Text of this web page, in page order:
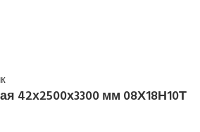
42х2500х3300 мм 08Х18Н10Т